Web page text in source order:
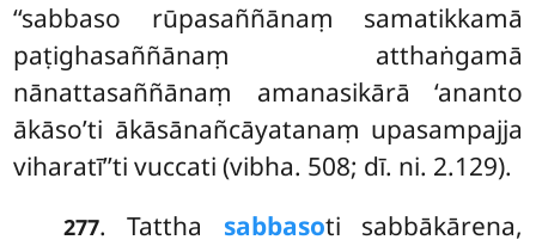
‘‘sabbaso rūpasaññānaṃ samatikkamā
paṭighasaññānaṃ atthaṅgamā
nānattasaññānaṃ amanasikārā ‘ananto
ākāso’ti ākāsānañcāyatanaṃ upasampajja
viharatī’’ti vuccati (vibha. 508; dī. ni. 2.129).
277. Tattha sabbasoti sabbākārena,